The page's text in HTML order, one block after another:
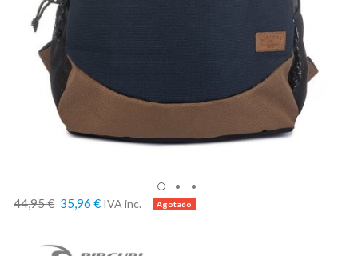
44,95 € 35,96 € IVA inc.